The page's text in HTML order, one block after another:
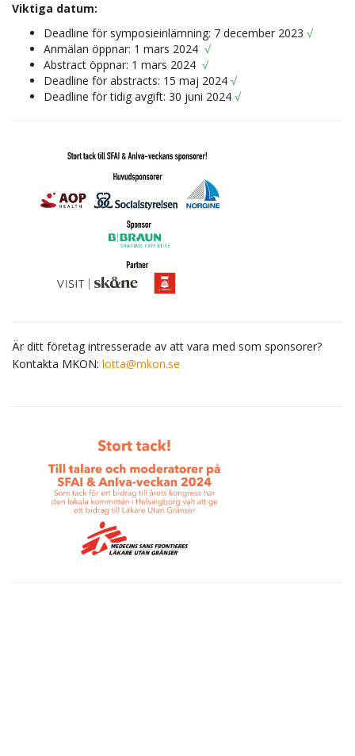
Viktiga datum:
Deadline för symposieinlämning: 7 december 2023 √
Anmälan öppnar: 1 mars 2024 √
Abstract öppnar: 1 mars 2024 √
Deadline för abstracts: 15 maj 2024 √
Deadline för tidig avgift: 30 juni 2024 √
Är ditt företag intresserade av att vara med som sponsorer?
Kontakta MKON: lotta@mkon.se